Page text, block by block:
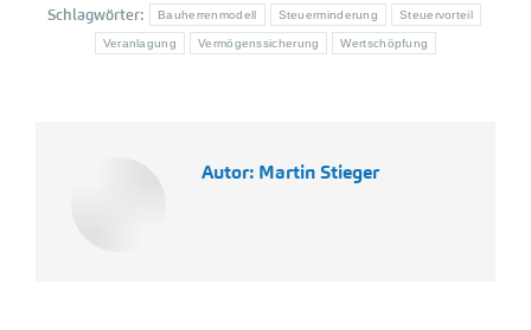
Schlagwörter: Bauherrenmodell Steuerminderung Steuervorteil
Veranlagung Vermögenssicherung Wertschöpfung
Autor: Martin Stieger